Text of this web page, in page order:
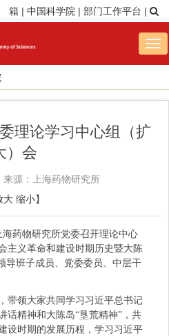
箱 | 中国科学院 | 部门工作平台 |
理论学习中心组（扩
）会
来源：上海药物研究所
大 缩小】
药物研究所党委召开理论中心
主义革命和建设时期历史暨大陈
导班子成员、党委委员、中层干
领大家共同学习习近平总书记
话精神和大陈岛“垦荒精神”，共
设时期的发展历程，学习习近平